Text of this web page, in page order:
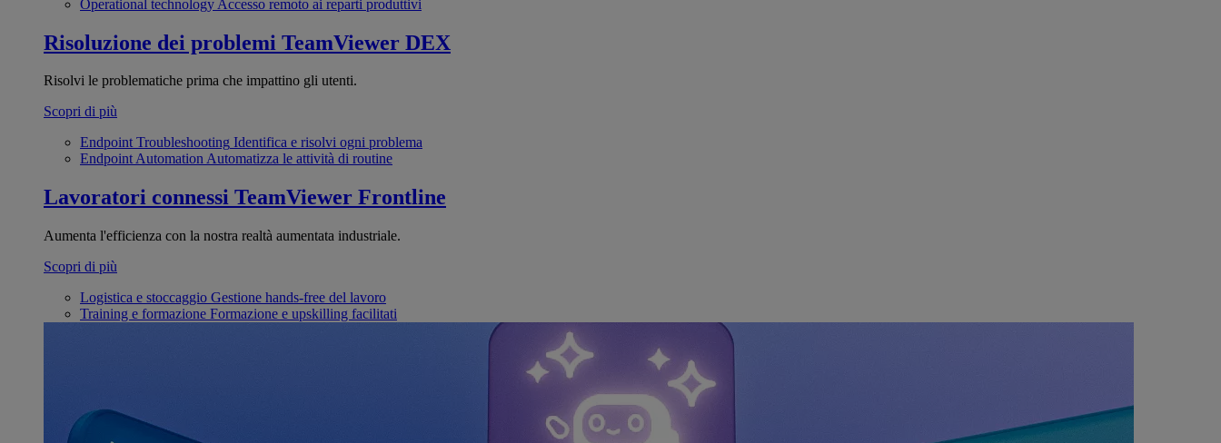
Operational technology Accesso remoto ai reparti produttivi
Risoluzione dei problemi TeamViewer DEX
Risolvi le problematiche prima che impattino gli utenti.
Scopri di più
Endpoint Troubleshooting Identifica e risolvi ogni problema
Endpoint AutomationAutomatizza le attività di routine
Lavoratori connessi TeamViewer Frontline
Aumenta l'efficienza con la nostra realtà aumentata industriale.
Scopri di più
Logistica e stoccaggio Gestione hands-free del lavoro
Training e formazione Formazione e upskilling facilitati